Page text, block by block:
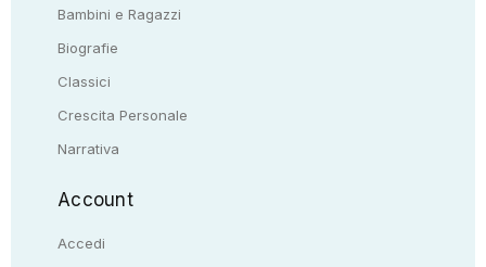
Bambini e Ragazzi
Biografie
Classici
Crescita Personale
Narrativa
Account
Accedi